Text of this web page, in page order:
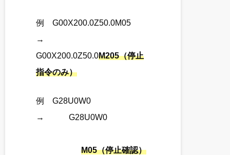
例 G00X200.0Z50.0M05
→
G00X200.0Z50.0M205（停止
指令のみ）
例 G28U0W0
→ G28U0W0
M05（停止確認）